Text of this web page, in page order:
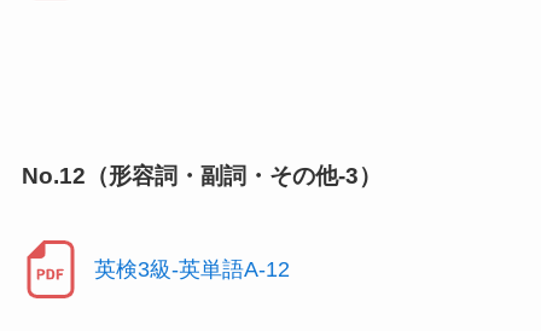
No.12（形容詞・副詞・その他-3）
英検3級-英単語A-12